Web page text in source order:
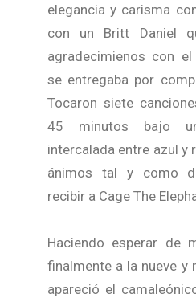
elegancia y carisma
con un Britt Daniel
agradecimienos con
se entregaba por
Tocaron siete
45 minutos bajo
intercalada entre azul y
ánimos tal y como
recibir a Cage The
Haciendo esperar de
finalmente a la nueve y
apareció el